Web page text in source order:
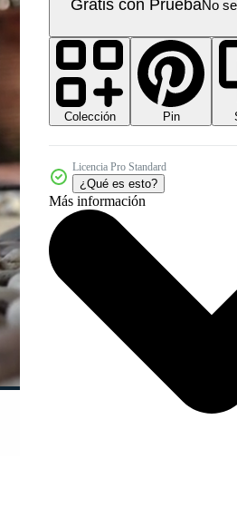
Gratis con PruebaNo
Colección Pin
Licencia Pro Standard
¿Qué es esto?
Más información